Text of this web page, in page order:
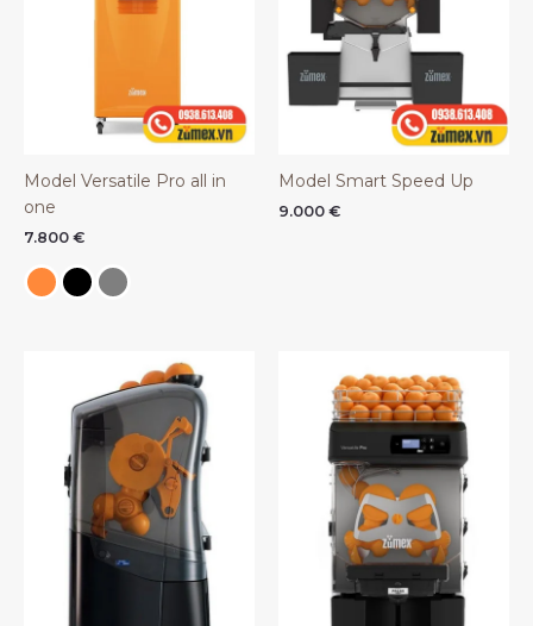
Model Versatile Pro all in
one
7.800 €
Model Smart Speed Up
9.000 €